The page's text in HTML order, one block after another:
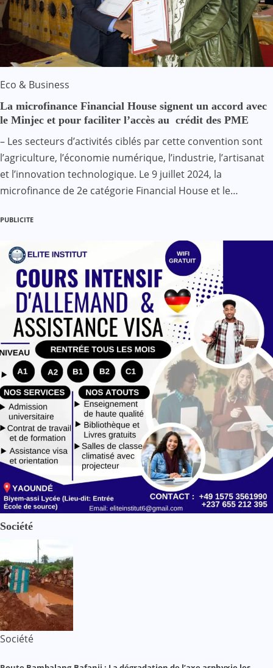
Eco & Business
La microfinance Financial House signent un accord avec
le Minjec et pour faciliter l’accès au crédit des PME
– Les secteurs d’activités ciblés par cette convention sont
l’agriculture, l’économie numérique, l’industrie, l’artisanat
et l’innovation technologique. Le 9 juillet 2024, la
microfinance de 2e catégorie Financial House et le…
PUBLICITE
Société
Société